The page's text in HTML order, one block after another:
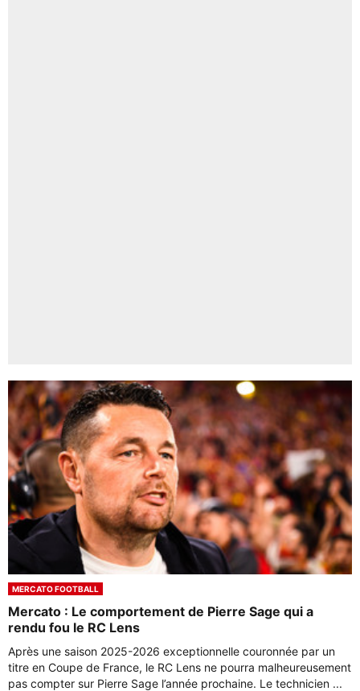
MERCATO FOOTBALL
Mercato : Le comportement de Pierre Sage qui a
rendu fou le RC Lens
Après une saison 2025-2026 exceptionnelle couronnée par un
titre en Coupe de France, le RC Lens ne pourra malheureusement
pas compter sur Pierre Sage l’année prochaine. Le technicien ...